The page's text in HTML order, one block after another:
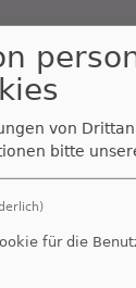
von
bitte
für die